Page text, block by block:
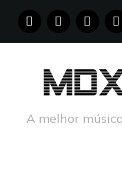
FACEBOOKINSTAGRAM
YOUTUBE
A melhor